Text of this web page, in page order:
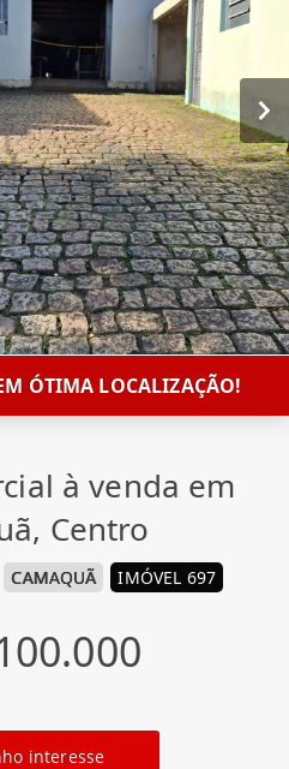
ÓTIMA LOCALIZAÇÃO!
à venda em
Centro
CAMAQUÃ IMÓVEL 697
interesse